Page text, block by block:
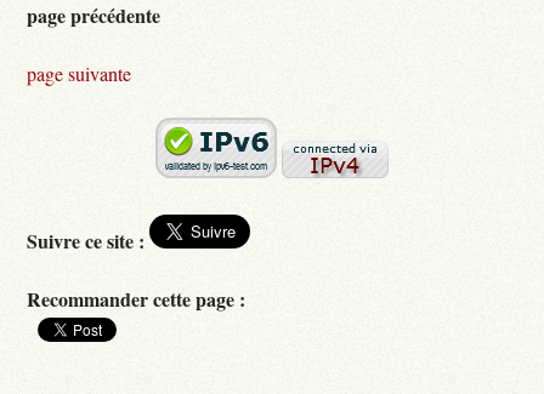
page précédente
page suivante
Suivre ce site :
Recommander cette page :